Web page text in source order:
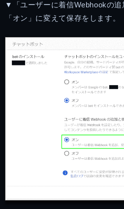
▼「ユーザーに着信Webhookの追
「オン」に変えて保存をします。